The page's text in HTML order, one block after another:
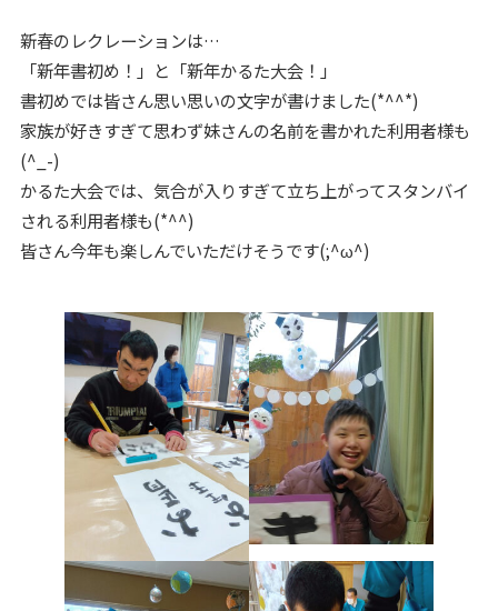
新春のレクレーションは…
「新年書初め！」と「新年かるた大会！」
書初めでは皆さん思い思いの文字が書けました(*^^*)
家族が好きすぎて思わず妹さんの名前を書かれた利用者様も
(^_-)
かるた大会では、気合が入りすぎて立ち上がってスタンバイ
される利用者様も(*^^)
皆さん今年も楽しんでいただけそうです(;^ω^)